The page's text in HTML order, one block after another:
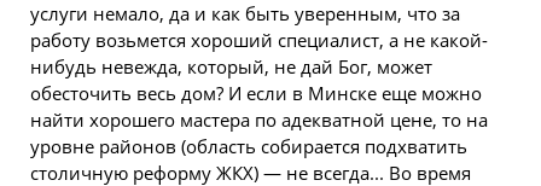
услуги немало, да и как быть уверенным, что за
работу возьмется хороший специалист, а не какой-
нибудь невежда, который, не дай Бог, может
обесточить весь дом? И если в Минске еще можно
найти хорошего мастера по адекватной цене, то на
уровне районов (область собирается подхватить
столичную реформу ЖКХ) — не всегда... Во время